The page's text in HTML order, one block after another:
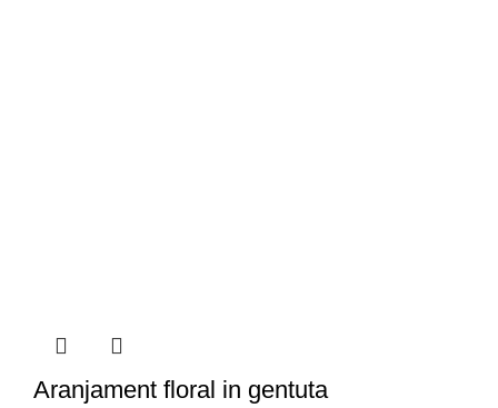
Aranjament floral in gentuta